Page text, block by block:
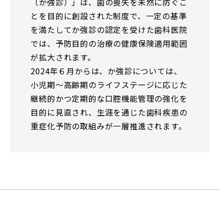
とを目的に創設された制度で、一定の基準
を満たしてか強診の認定を受けた歯科医院
では、予防目的の治療の健康保険適用範囲
が拡大されます。
2024年６月からは、か強診については、
小児期～高齢期のライフステージに応じた
継続的かつ定期的な口腔機能管理の強化を
目的に見直され、生涯を通じた歯科疾患の
重症化予防の取組みが一層推進されます。